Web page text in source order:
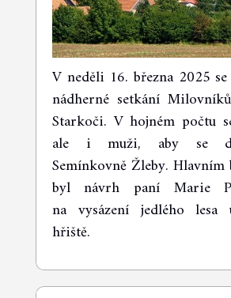
V neděli 16. března 2025
nádherné setkání
Starkoči. V hojném počtu
ale i muži, aby se
Semínkovně Žleby. Hlavním
byl návrh paní Marie
na vysázení jedlého
hřiště.